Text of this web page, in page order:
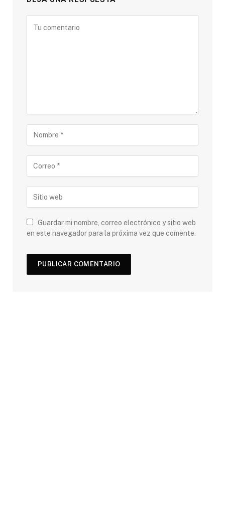
Guardar mi nombre, correo electrónico y sitio web
en este navegador para la próxima vez que comente.